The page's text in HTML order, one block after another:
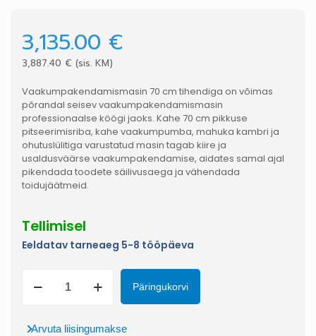
3,135.00 €
3,887.40 € (sis. KM)
Vaakumpakendamismasin 70 cm tihendiga on võimas
põrandal seisev vaakumpakendamismasin
professionaalse köögi jaoks. Kahe 70 cm pikkuse
pitseerimisriba, kahe vaakumpumba, mahuka kambri ja
ohutuslülitiga varustatud masin tagab kiire ja
usaldusväärse vaakumpakendamise, aidates samal ajal
pikendada toodete säilivusaega ja vähendada
toidujäätmeid.
Tellimisel
Eeldatav tarneaeg 5-8 tööpäeva
Maxima
kogus
Päringukorvi
Arvuta liisingumakse